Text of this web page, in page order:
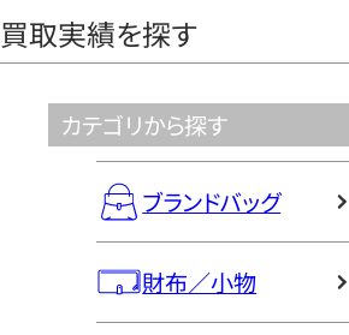
買取実績を探す
カテゴリから探す
ブランドバッグ
財布／小物